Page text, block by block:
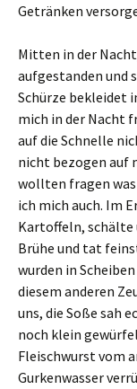
Getränken
Mitten in der
aufgestanden und
Schürze bekleidet
mich in der Nacht
auf die Schnelle
nicht bezogen auf
wollten fragen was
ich mich auch. Im
Kartoffeln, schälte
Brühe und tat
wurden in
diesem anderen
uns, die Soße sah
noch klein
Fleischwurst vom
Gurkenwasser